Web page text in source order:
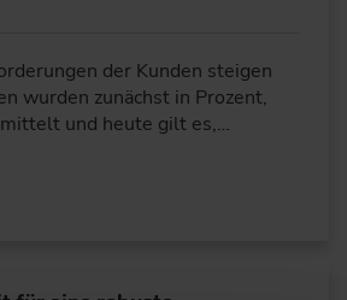
der Kunden steigen
wurden zunächst in Prozent,
und heute gilt es,…